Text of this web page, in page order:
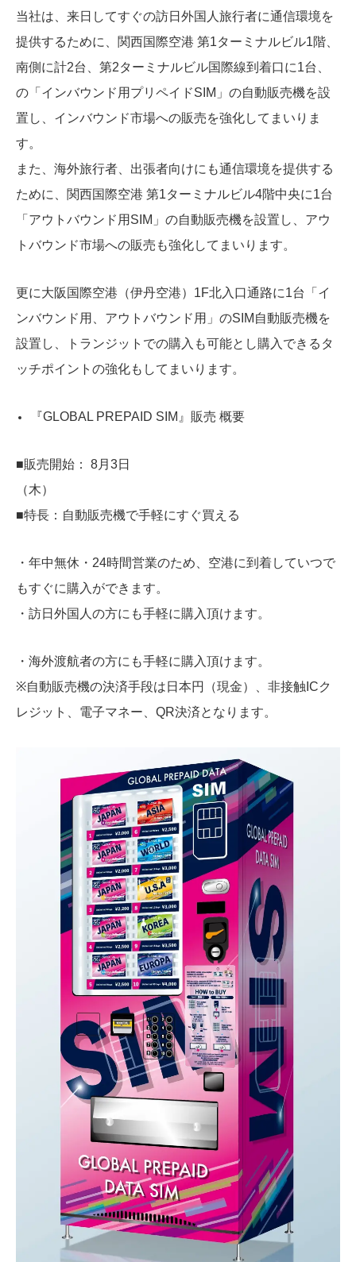
当社は、来日してすぐの訪日外国人旅行者に通信環境を
提供するために、関西国際空港 第1ターミナルビル1階、
南側に計2台、第2ターミナルビル国際線到着口に1台、
の「インバウンド用プリペイドSIM」の自動販売機を設
置し、インバウンド市場への販売を強化してまいりま
す。
また、海外旅行者、出張者向けにも通信環境を提供する
ために、関西国際空港 第1ターミナルビル4階中央に1台
「アウトバウンド用SIM」の自動販売機を設置し、アウ
トバウンド市場への販売も強化してまいります。
更に大阪国際空港（伊丹空港）1F北入口通路に1台「イ
ンバウンド用、アウトバウンド用」のSIM自動販売機を
設置し、トランジットでの購入も可能とし購入できるタ
ッチポイントの強化もしてまいります。
『GLOBAL PREPAID SIM』販売 概要
■販売開始： 8月3日
（木）
■特長：自動販売機で手軽にすぐ買える
・年中無休・24時間営業のため、空港に到着していつで
もすぐに購入ができます。
・訪日外国人の方にも手軽に購入頂けます。
・海外渡航者の方にも手軽に購入頂けます。
※自動販売機の決済手段は日本円（現金）、非接触ICク
レジット、電子マネー、QR決済となります。